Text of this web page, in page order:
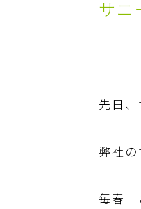
サニ
先日
弊社
毎春